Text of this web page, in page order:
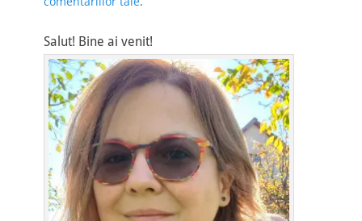
Salut! Bine ai venit!